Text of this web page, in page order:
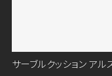
サーブルクッション アル